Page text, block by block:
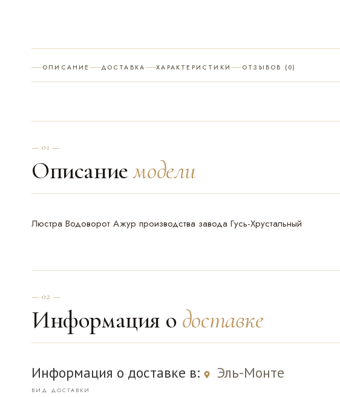
ОПИСАНИЕ ДОСТАВКА ХАРАКТЕРИСТИКИ ОТЗЫВОВ (0)
— 01 —
Описаниемодели
Люстра Водоворот Ажур производства завода Гусь-Хрустальный
— 02 —
Информация о доставке
Информация о доставке в: Эль-Монте
ВИД ДОСТАВКИ